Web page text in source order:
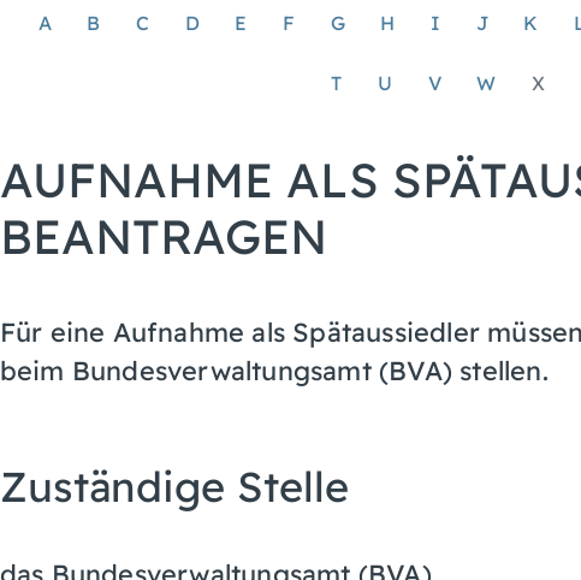
A B C D E F G H I J K
T U V W X
AUFNAHME ALS
BEANTRAGEN
Für eine Aufnahme als Spätaussiedler
beim Bundesverwaltungsamt (BVA) stellen.
Zuständige Stelle
das Bundesverwaltungsamt (BVA)